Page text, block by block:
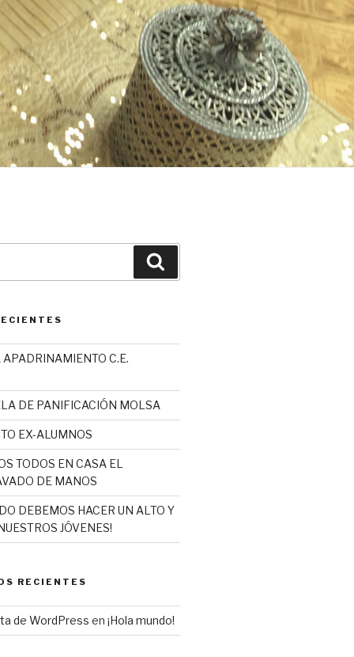
APADRINAMIENTO C.E.
DE PANIFICACIÓN MOLSA
EX-ALUMNOS
TODOS EN CASA EL
DE MANOS
DEBEMOS HACER UN ALTO Y
JÓVENES!
RECIENTES
de WordPress en ¡Hola mundo!